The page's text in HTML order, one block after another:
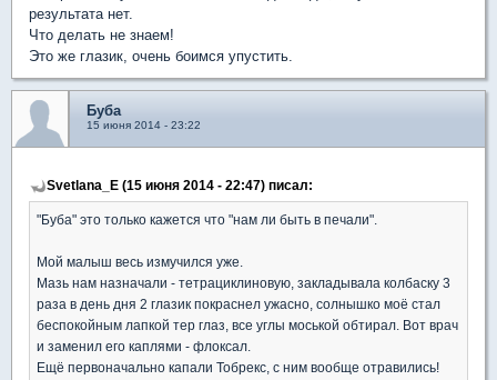
результата нет.
Что делать не знаем!
Это же глазик, очень боимся упустить.
Буба
15 июня 2014 - 23:22
Svetlana_E (15 июня 2014 - 22:47) писал:
"Буба" это только кажется что "нам ли быть в печали".
Мой малыш весь измучился уже.
Мазь нам назначали - тетрациклиновую, закладывала колбаску 3
раза в день дня 2 глазик покраснел ужасно, солнышко моё стал
беспокойным лапкой тер глаз, все углы моськой обтирал. Вот врач
и заменил его каплями - флоксал.
Ещё первоначально капали Тобрекс, с ним вообще отравились!